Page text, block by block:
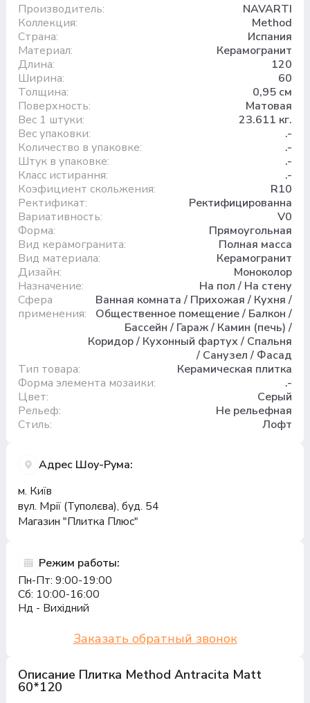
Описание Плитка Method Antracita Matt
60*120
Производитель:
NAVARTI
Коллекция:
Method
Страна:
Испания
Материал:
Керамогранит
Длина:
120
Ширина:
60
Толщина:
0,95 см
Поверхность:
Матовая
Вес 1 штуки:
23.611 кг.
Вес упаковки:
.-
Количество в упаковке:
.-
Штук в упаковке:
.-
Класс истирання:
.-
Коэфициент скольжения:
R10
Ректификат:
Ректифицированна
Вариативность:
V0
Форма:
Прямоугольная
Вид керамогранита:
Полная масса
Вид материала:
Керамогранит
Дизайн:
Моноколор
Назначение:
На пол / На стену
Сфера
применения:
Ванная комната / Прихожая / Кухня /
Общественное помещение / Балкон /
Бассейн / Гараж / Камин (печь) /
Коридор / Кухонный фартух / Спальня
/ Санузел / Фасад
Тип товара:
Керамическая плитка
Форма элемента мозаики:
.-
Цвет:
Серый
Рельеф:
Не рельефная
Стиль:
Лофт
Адрес Шоу-Рума:
м. Київ
вул. Мрії (Туполєва), буд. 54
Магазин "Плитка Плюс"
Режим работы:
Пн-Пт: 9:00-19:00
Сб: 10:00-16:00
Нд - Вихідний
Заказать обратный звонок